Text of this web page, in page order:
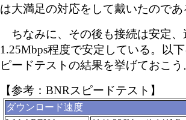
は大満足の対応をして戴いたのであ
ちなみに、その後も接続は安定、
1.25Mbps程度で安定している。以
ピードテストの結果を挙げておこう
【参考：BNRスピードテスト】
ダウンロード速度